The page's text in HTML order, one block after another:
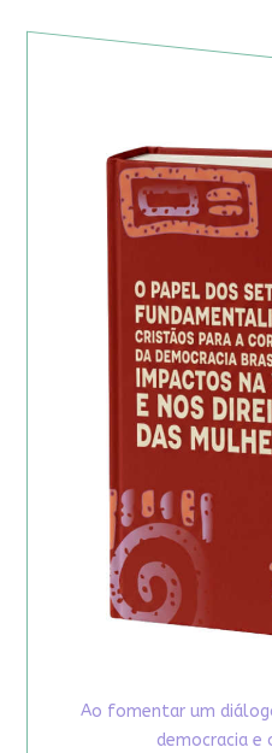
Ao fomentar um
democracia e